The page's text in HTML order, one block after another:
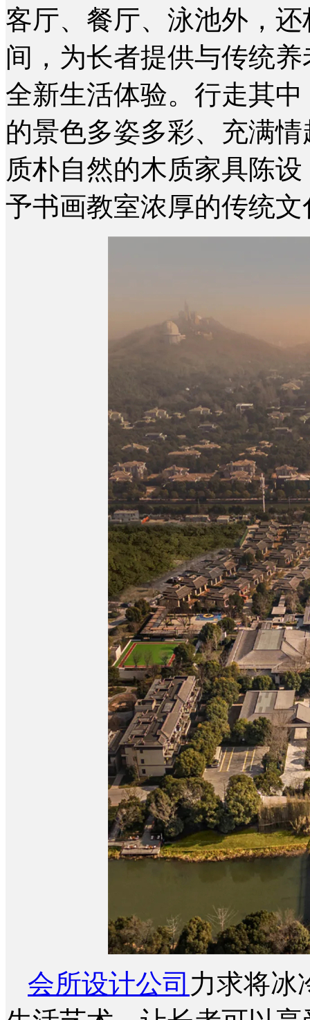
客厅、餐厅、泳池外，
间，为长者提供与传统
全新生活体验。 行走其
的景色多姿多彩、充满
质朴自然的木质家具陈
予书画教室浓厚的传统
会所设计公司 力求将冰